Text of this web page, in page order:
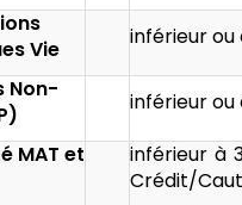
Vie
inférieur ou
Non-
inférieur ou
MAT et
inférieur à
Crédit/